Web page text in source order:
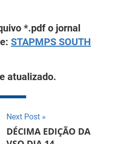
*.pdf o jornal
STAPMPS SOUTH
atualizado.
Next Post
DÉCIMA EDIÇÃO DA